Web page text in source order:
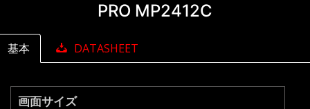
PRO MP2412C
基本 DATASHEET
画面サイズ